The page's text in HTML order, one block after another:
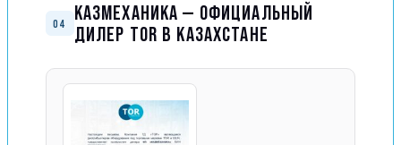
04
КАЗМЕХАНИКА — ОФИЦИАЛЬНЫЙ
ДИЛЕР TOR В КАЗАХСТАНЕ